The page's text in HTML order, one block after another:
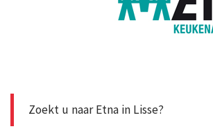
Zoekt u naar Etna in Lisse?